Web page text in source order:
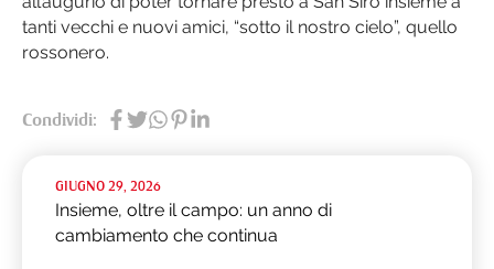
tanti vecchi e nuovi amici, “sotto il nostro cielo”, quello
rossonero.
Condividi:
GIUGNO 29, 2026
Insieme, oltre il campo: un anno di
cambiamento che continua